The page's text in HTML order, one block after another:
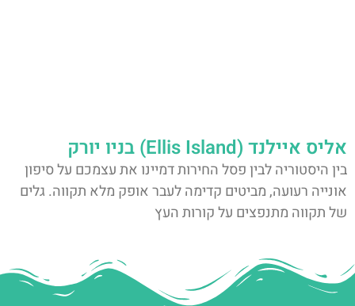
אליס איילנד (Ellis Island) בניו יורק
בין היסטוריה לבין פסל החירות דמיינו את עצמכם על סיפון
אונייה רעועה, מביטים קדימה לעבר אופק מלא תקווה. גלים
של תקווה מתנפצים על קורות העץ